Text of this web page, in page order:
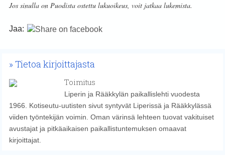
Jos sinulla on Puodista ostettu lukuoikeus, voit jatkaa lukemista.
Jaa:
Tietoa kirjoittajasta
Toimitus
Liperin ja Rääkkylän paikallislehti vuodesta
1966. Kotiseutu-uutisten sivut syntyvät Liperissä ja Rääkkylässä
viiden työntekijän voimin. Oman värinsä lehteen tuovat vakituiset
avustajat ja pitkäaikaisen paikallistuntemuksen omaavat
kirjoittajat.